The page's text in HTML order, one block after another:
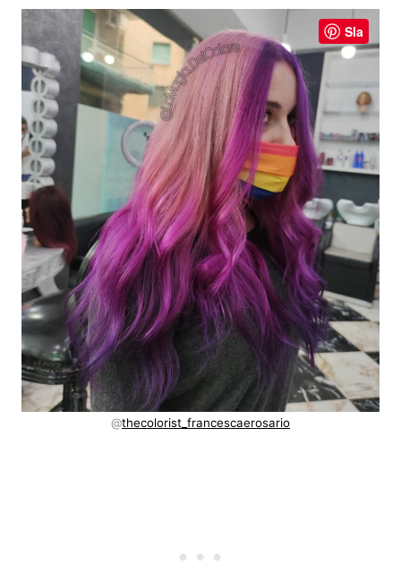
Sla
@thecolorist_francescaerosario